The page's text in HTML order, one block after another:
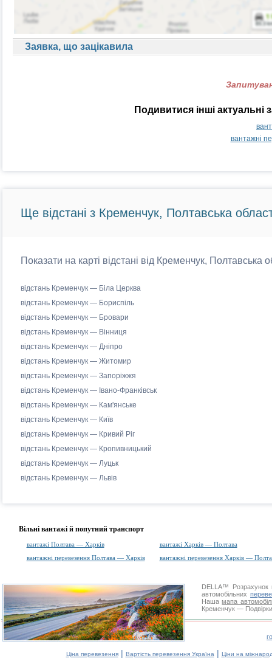
Заявка, що зацікавила
Подивитися інші
вантажні
Ще відстані з Кременчук, Полтавська
Показати на карті відстані від Кременчук, Полтавська
відстань Кременчук — Біла Церква
відстань Кременчук — Бориспіль
відстань Кременчук — Бровари
відстань Кременчук — Вінниця
відстань Кременчук — Дніпро
відстань Кременчук — Житомир
відстань Кременчук — Запоріжжя
відстань Кременчук — Івано-Франківськ
відстань Кременчук — Кам'янське
відстань Кременчук — Київ
відстань Кременчук — Кривий Ріг
відстань Кременчук — Кропивницький
відстань Кременчук — Луцьк
відстань Кременчук — Львів
Вільні вантажі й попутний транспорт
вантажі Полтава — Харків
вантажі Харків — Полтава
вантажні перевезення Полтава — Харків
вантажні перевезення Харків —
DELLA™
Розрахунок
автомобільних
Нашамапа
Кременчук —
Ціна перевезення| Вартість перевезення Україна | Ціни на